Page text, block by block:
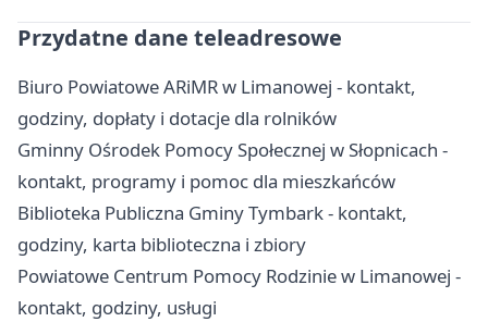
Przydatne dane teleadresowe
Biuro Powiatowe ARiMR w Limanowej - kontakt,
godziny, dopłaty i dotacje dla rolników
Gminny Ośrodek Pomocy Społecznej w Słopnicach -
kontakt, programy i pomoc dla mieszkańców
Biblioteka Publiczna Gminy Tymbark - kontakt,
godziny, karta biblioteczna i zbiory
Powiatowe Centrum Pomocy Rodzinie w Limanowej -
kontakt, godziny, usługi